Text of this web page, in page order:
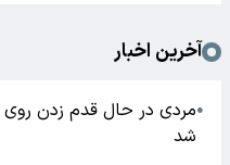
آخرین اخبار
●مردی در حال قدم زدن روی
شد